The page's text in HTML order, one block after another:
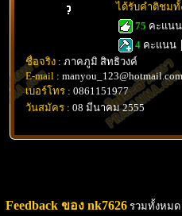
ได้รับคำติชม
75 คะแน
4 คะแนน
ชื่อจริง : ภาคภูมิ สิทธิวงค์
E-mail : manyou_123@hotmail.com
เบอร์โทร : 0861151977
วันสมัคร : 08 มีนาคม 2555
Feedback ของ nk7626 รวมทั้งหมด